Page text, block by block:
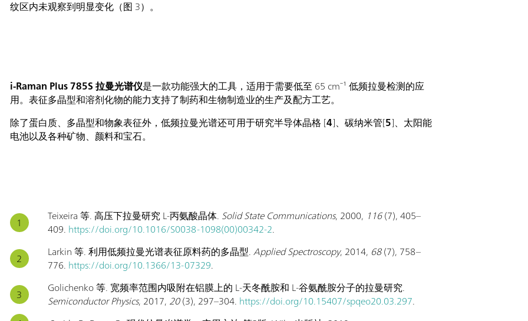
纹区内未观察到明显变化（图 3）。
i-Raman Plus 785S 拉曼光谱仪是一款功能强大的工具，适用于需要低至 65 cm⁻¹ 低频拉曼检测的应
用。表征多晶型和溶剂化物的能力支持了制药和生物制造业的生产及配方工艺。
除了蛋白质、多晶型和物象表征外，低频拉曼光谱还可用于研究半导体晶格 [4]、碳纳米管[5]、太阳能
电池以及各种矿物、颜料和宝石。
Teixeira 等. 高压下拉曼研究 L-丙氨酸晶体. Solid State Communications, 2000, 116(7), 405–
409. https://doi.org/10.1016/S0038-1098(00)00342-2.
Larkin 等. 利用低频拉曼光谱表征原料药的多晶型.Applied Spectroscopy, 2014, 68(7), 758–
776. https://doi.org/10.1366/13-07329.
Golichenko 等. 宽频率范围内吸附在铝膜上的 L-天冬酰胺和 L-谷氨酰胺分子的拉曼研究.
Semiconductor Physics, 2017, 20(3), 297–304. https://doi.org/10.15407/spqeo20.03.297.